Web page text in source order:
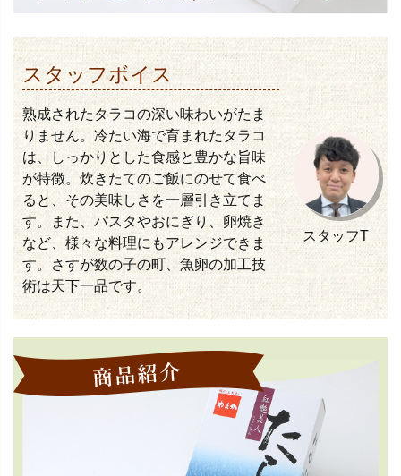
スタッフボイス
熟成されたタラコの深い味わいがたま
りません。冷たい海で育まれたタラコ
は、しっかりとした食感と豊かな旨味
が特徴。炊きたてのご飯にのせて食べ
ると、その美味しさを一層引き立てま
す。また、パスタやおにぎり、卵焼き
など、様々な料理にもアレンジできま
す。さすが数の子の町、魚卵の加工技
術は天下一品です。
スタッフT